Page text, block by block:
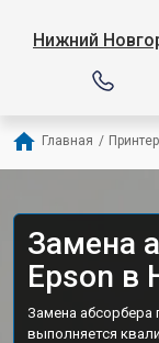
Нижний
Главная / Принтер
Замена
Epson в
Замена абсорбера
выполняется